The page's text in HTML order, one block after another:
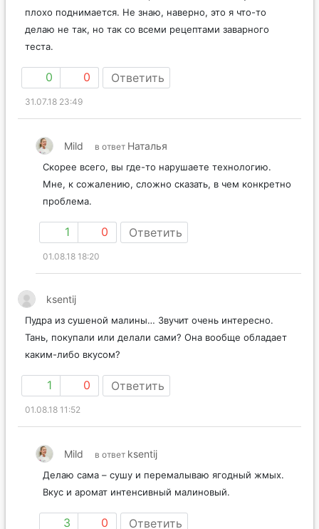
плохо поднимается. Не знаю, наверно, это я что-то
делаю не так, но так со всеми рецептами заварного
теста.
0 0 Ответить
31.07.18 23:49
Mild в ответ Наталья
Скорее всего, вы где-то нарушаете технологию.
Мне, к сожалению, сложно сказать, в чем конкретно
проблема.
1 0 Ответить
01.08.18 18:20
ksentij
Пудра из сушеной малины… Звучит очень интересно.
Тань, покупали или делали сами? Она вообще обладает
каким-либо вкусом?
1 0 Ответить
01.08.18 11:52
Mild в ответ ksentij
Делаю сама – сушу и перемалываю ягодный жмых.
Вкус и аромат интенсивный малиновый.
3 0 Ответить